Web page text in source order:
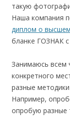
такую
Наша компания
диплом о
бланке ГОЗНАК
Занимаюсь всем
конкретного
разные
Например,
опробую разные